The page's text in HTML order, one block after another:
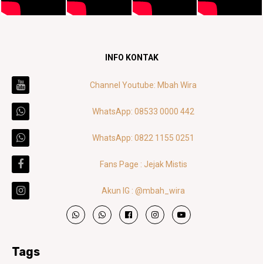
INFO KONTAK
Channel Youtube: Mbah Wira
WhatsApp: 08533 0000 442
WhatsApp: 0822 1155 0251
Fans Page : Jejak Mistis
Akun IG : @mbah_wira
Tags